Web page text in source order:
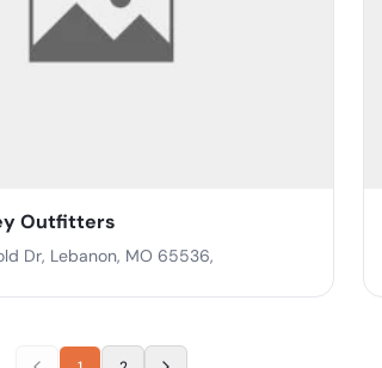
Outfitters
Dr, Lebanon, MO 65536,